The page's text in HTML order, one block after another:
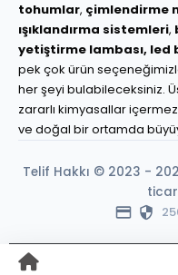
tohumlar, çimlendirme
ışıklandırma sistemleri,
yetiştirme lambası, led
pek çok ürün
her şeyi bulabileceksiniz.
zararlı kimyasallar
ve doğal bir ortamda
Telif Hakkı © 2023 -